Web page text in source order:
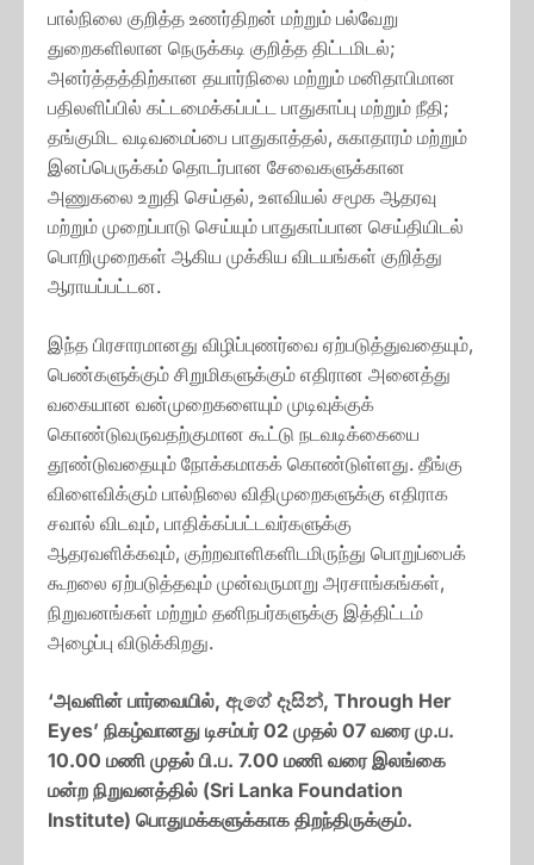
பால்நிலை குறித்த உணர்திறன் மற்றும் பல்வேறு
துறைகளிலான நெருக்கடி குறித்த திட்டமிடல்;
அனர்த்தத்திற்கான தயார்நிலை மற்றும் மனிதாபிமான
பதிலளிப்பில் கட்டமைக்கப்பட்ட பாதுகாப்பு மற்றும் நீதி;
தங்குமிட வடிவமைப்பை பாதுகாத்தல், சுகாதாரம் மற்றும்
இனப்பெருக்கம் தொடர்பான சேவைகளுக்கான
அணுகலை உறுதி செய்தல், உளவியல் சமூக ஆதரவு
மற்றும் முறைப்பாடு செய்யும் பாதுகாப்பான செய்தியிடல்
பொறிமுறைகள் ஆகிய முக்கிய விடயங்கள் குறித்து
ஆராயப்பட்டன.
இந்த பிரசாரமானது விழிப்புணர்வை ஏற்படுத்துவதையும்,
பெண்களுக்கும் சிறுமிகளுக்கும் எதிரான அனைத்து
வகையான வன்முறைகளையும் முடிவுக்குக்
கொண்டுவருவதற்குமான கூட்டு நடவடிக்கையை
தூண்டுவதையும் நோக்கமாகக் கொண்டுள்ளது. தீங்கு
விளைவிக்கும் பால்நிலை விதிமுறைகளுக்கு எதிராக
சவால் விடவும், பாதிக்கப்பட்டவர்களுக்கு
ஆதரவளிக்கவும், குற்றவாளிகளிடமிருந்து பொறுப்பைக்
கூறலை ஏற்படுத்தவும் முன்வருமாறு அரசாங்கங்கள்,
நிறுவனங்கள் மற்றும் தனிநபர்களுக்கு இத்திட்டம்
அழைப்பு விடுக்கிறது.
‘அவளின் பார்வையில், ඇගේ දෑසින්, Through Her
Eyes’ நிகழ்வானது டிசம்பர் 02 முதல் 07 வரை மு.ப.
10.00 மணி முதல் பி.ப. 7.00 மணி வரை இலங்கை
மன்ற நிறுவனத்தில் (Sri Lanka Foundation
Institute) பொதுமக்களுக்காக திறந்திருக்கும்.